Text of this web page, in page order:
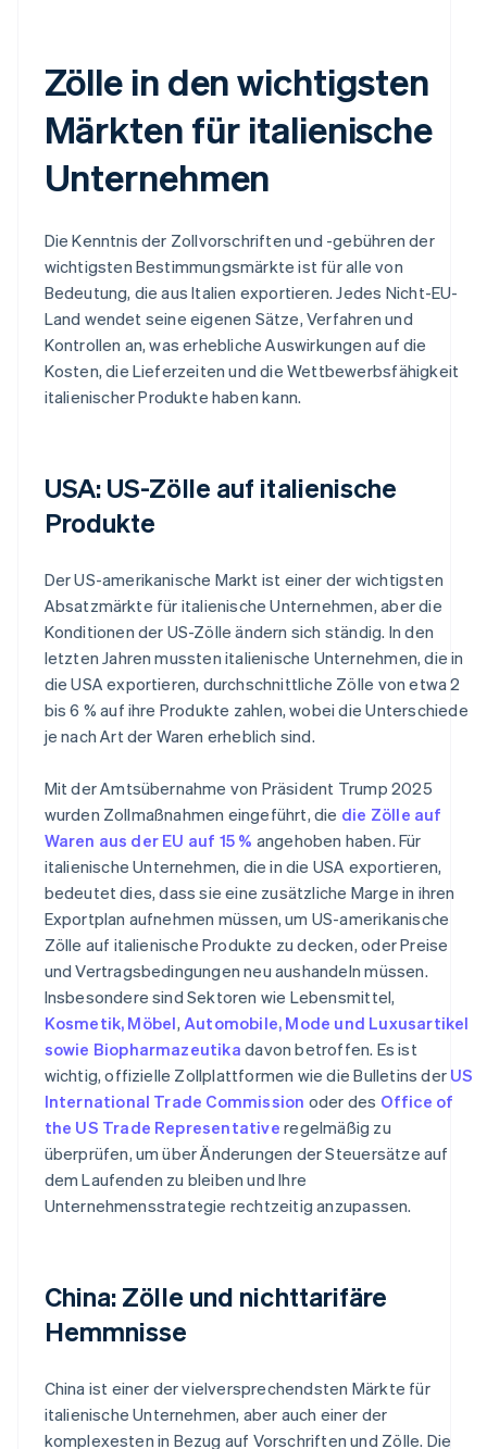
Zölle in den wichtigsten
Märkten für italienische
Unternehmen
Die Kenntnis der Zollvorschriften und -gebühren der
wichtigsten Bestimmungsmärkte ist für alle von
Bedeutung, die aus Italien exportieren. Jedes Nicht-EU-
Land wendet seine eigenen Sätze, Verfahren und
Kontrollen an, was erhebliche Auswirkungen auf die
Kosten, die Lieferzeiten und die Wettbewerbsfähigkeit
italienischer Produkte haben kann.
USA: US-Zölle auf italienische
Produkte
Der US-amerikanische Markt ist einer der wichtigsten
Absatzmärkte für italienische Unternehmen, aber die
Konditionen der US-Zölle ändern sich ständig. In den
letzten Jahren mussten italienische Unternehmen, die in
die USA exportieren, durchschnittliche Zölle von etwa 2
bis 6 % auf ihre Produkte zahlen, wobei die Unterschiede
je nach Art der Waren erheblich sind.
Mit der Amtsübernahme von Präsident Trump 2025
wurden Zollmaßnahmen eingeführt, die die Zölle auf
Waren aus der EU auf 15 % angehoben haben. Für
italienische Unternehmen, die in die USA exportieren,
bedeutet dies, dass sie eine zusätzliche Marge in ihren
Exportplan aufnehmen müssen, um US-amerikanische
Zölle auf italienische Produkte zu decken, oder Preise
und Vertragsbedingungen neu aushandeln müssen.
Insbesondere sind Sektoren wie Lebensmittel,
Kosmetik, Möbel, Automobile, Mode und Luxusartikel
sowie Biopharmazeutika davon betroffen. Es ist
wichtig, offizielle Zollplattformen wie die Bulletins der US
International Trade Commission oder des Office of
the US Trade Representative regelmäßig zu
überprüfen, um über Änderungen der Steuersätze auf
dem Laufenden zu bleiben und Ihre
Unternehmensstrategie rechtzeitig anzupassen.
China: Zölle und nichttarifäre
Hemmnisse
China ist einer der vielversprechendsten Märkte für
italienische Unternehmen, aber auch einer der
komplexesten in Bezug auf Vorschriften und Zölle. Die